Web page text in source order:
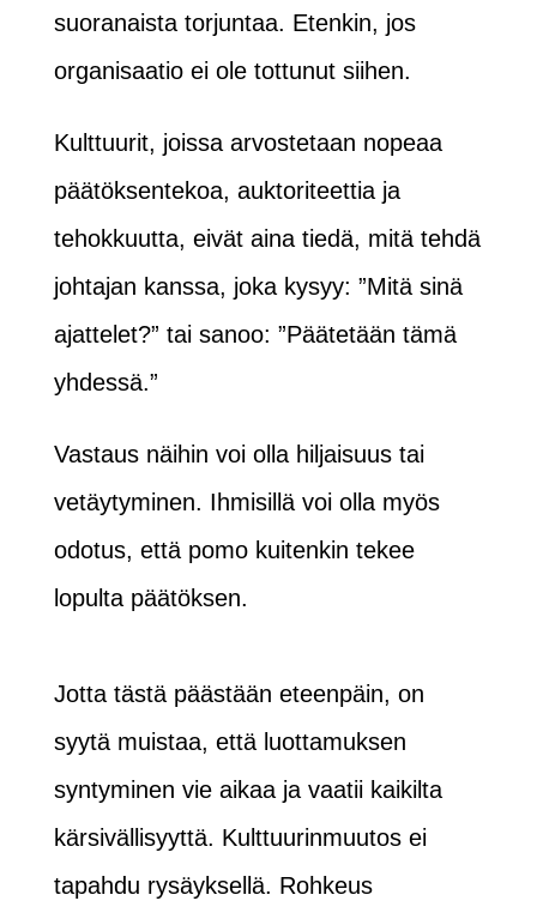
suoranaista torjuntaa. Etenkin, jos
organisaatio ei ole tottunut siihen.
Kulttuurit, joissa arvostetaan nopeaa
päätöksentekoa, auktoriteettia ja
tehokkuutta, eivät aina tiedä, mitä tehdä
johtajan kanssa, joka kysyy: ”Mitä sinä
ajattelet?” tai sanoo: ”Päätetään tämä
yhdessä.”
Vastaus näihin voi olla hiljaisuus tai
vetäytyminen. Ihmisillä voi olla myös
odotus, että pomo kuitenkin tekee
lopulta päätöksen.
Jotta tästä päästään eteenpäin, on
syytä muistaa, että luottamuksen
syntyminen vie aikaa ja vaatii kaikilta
kärsivällisyyttä. Kulttuurinmuutos ei
tapahdu rysäyksellä. Rohkeus